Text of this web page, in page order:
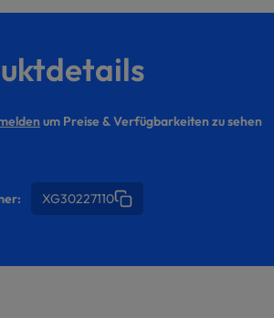
um Preise & Verfügbarkeiten zu sehen
XG30227110